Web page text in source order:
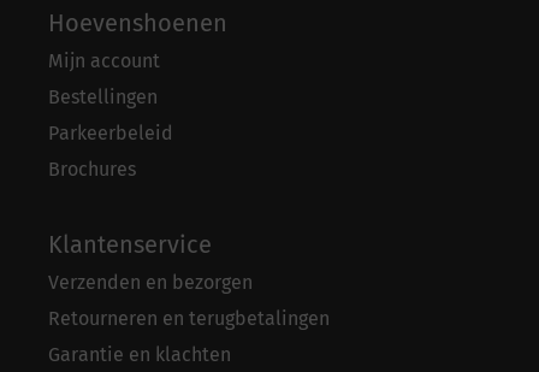
Hoevenshoenen
Mijn account
Bestellingen
Parkeerbeleid
Brochures
Klantenservice
Verzenden en bezorgen
Retourneren en terugbetalingen
Garantie en klachten